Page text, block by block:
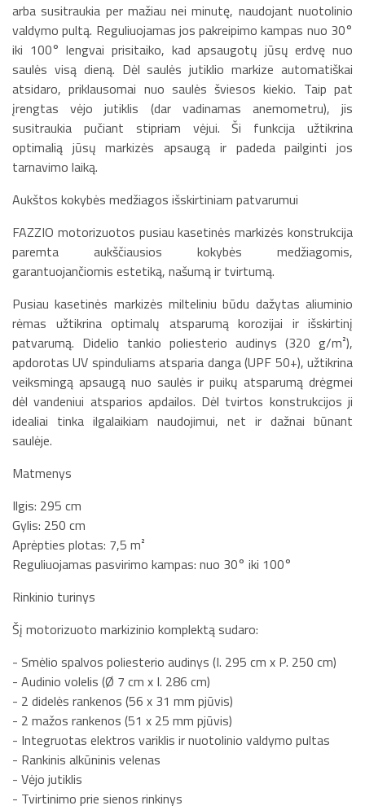
arba susitraukia per mažiau nei minutę, naudojant nuotolinio
valdymo pultą. Reguliuojamas jos pakreipimo kampas nuo 30°
iki 100° lengvai prisitaiko, kad apsaugotų jūsų erdvę nuo
saulės visą dieną. Dėl saulės jutiklio markize automatiškai
atsidaro, priklausomai nuo saulės šviesos kiekio. Taip pat
įrengtas vėjo jutiklis (dar vadinamas anemometru), jis
susitraukia pučiant stipriam vėjui. Ši funkcija užtikrina
optimalią jūsų markizės apsaugą ir padeda pailginti jos
tarnavimo laiką.
Aukštos kokybės medžiagos išskirtiniam patvarumui
FAZZIO motorizuotos pusiau kasetinės markizės konstrukcija
paremta aukščiausios kokybės medžiagomis,
garantuojančiomis estetiką, našumą ir tvirtumą.
Pusiau kasetinės markizės milteliniu būdu dažytas aliuminio
rėmas užtikrina optimalų atsparumą korozijai ir išskirtinį
patvarumą. Didelio tankio poliesterio audinys (320 g/m²),
apdorotas UV spinduliams atsparia danga (UPF 50+), užtikrina
veiksmingą apsaugą nuo saulės ir puikų atsparumą drėgmei
dėl vandeniui atsparios apdailos. Dėl tvirtos konstrukcijos ji
idealiai tinka ilgalaikiam naudojimui, net ir dažnai būnant
saulėje.
Matmenys
Ilgis: 295 cm
Gylis: 250 cm
Aprėpties plotas: 7,5 m²
Reguliuojamas pasvirimo kampas: nuo 30° iki 100°
Rinkinio turinys
Šį motorizuoto markizinio komplektą sudaro:
- Smėlio spalvos poliesterio audinys (I. 295 cm x P. 250 cm)
- Audinio volelis (Ø 7 cm x I. 286 cm)
- 2 didelės rankenos (56 x 31 mm pjūvis)
- 2 mažos rankenos (51 x 25 mm pjūvis)
- Integruotas elektros variklis ir nuotolinio valdymo pultas
- Rankinis alkūninis velenas
- Vėjo jutiklis
- Tvirtinimo prie sienos rinkinys